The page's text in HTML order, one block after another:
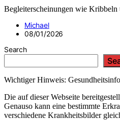
Begleiterscheinungen wie Kribbeln
Michael
08/01/2026
Search
Wichtiger Hinweis:
Die auf dieser Webseite
Genauso kann eine bestimmte
verschiedene Krankheitsbilder